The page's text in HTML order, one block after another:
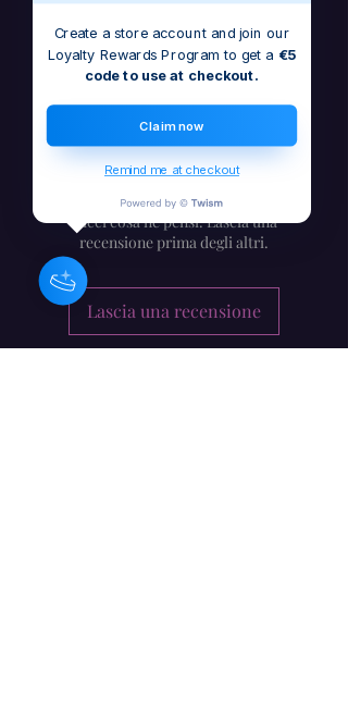
Questo è solo un download digitale di
alta qualità - MP3.
Non ci sono ancora recensioni
Dicci cosa ne pensi. Lascia una
recensione prima degli altri.
Lascia una recensione
Create a store account and join our
Loyalty Rewards Program to get a €5
code to use at checkout.
Claim now
Remind me at checkout